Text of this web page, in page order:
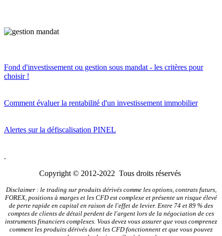
Fond d'investissement ou gestion sous mandat - les critères pour
choisir !
Comment évaluer la rentabilité d'un investissement immobilier
Alertes sur la défiscalisation PINEL
.
Copyright © 2012-2022 Tous droits réservés
Disclaimer : le trading sur produits dérivés comme les options, contrats futurs,
FOREX, positions à marges et les CFD est complexe et présente un risque élevé
de perte rapide en capital en raison de l'effet de levier. Entre 74 et 89 % des
comptes de clients de détail perdent de l'argent lors de la négociation de ces
instruments financiers complexes. Vous devez vous assurer que vous comprenez
comment les produits dérivés dont les CFD fonctionnent et que vous pouvez